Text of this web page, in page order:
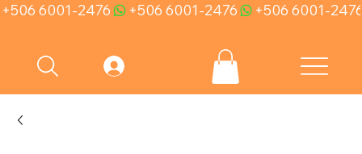
+506 6001-2476